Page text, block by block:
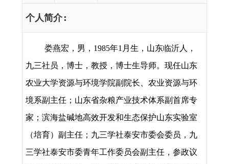
个人简介:
娄燕宏，男， 1985年1 月生，山东临沂人，
九三社员， 博士，教授， 博士生导师。现任山东
农业大学资源与环境学院副院长、 农业资源与环
境系副主任； 山东省杂粮产业技术体系副首席专
家；滨海盐碱地高效开发和生态保护山东实验室
（培育）副主任； 九三学社泰安市委会委员，九
三学社泰安市委青年工作委员会副主任，参政议